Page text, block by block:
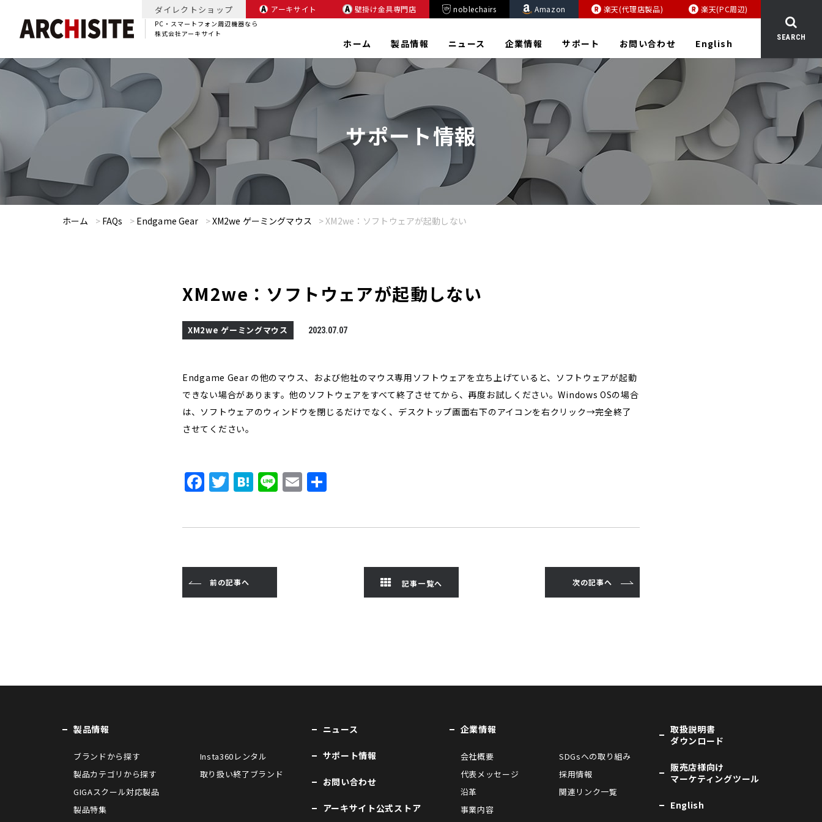
PC・スマートフォン周辺機器なら
株式会社アーキサイト
ダイレクトショップ アーキサイト 壁掛け金具専門店 noblechairs Amazon 楽天(代理店製品) 楽天(PC周辺)
ホーム 製品情報 ニュース 企業情報 サポート お問い合わせ English SEARCH
サポート情報
ホーム > FAQs > Endgame Gear >XM2we ゲーミングマウス > XM2we：ソフトウェアが起動しない
XM2we：ソフトウェアが起動しない
XM2we ゲーミングマウス 2023.07.07
Endgame Gear の他のマウス、および他社のマウス専用ソフトウェアを立ち上げていると、ソフトウェアが起動
できない場合があります。他のソフトウェアをすべて終了させてから、再度お試しください。Windows OSの場合
は、ソフトウェアのウィンドウを閉じるだけでなく、デスクトップ画面右下のアイコンを右クリック→完全終了
させてください。
F
c
b
o
o
T
it
e
r
H
t
n
Li
e
E
ai
前の記事へ 記事一覧へ 次の記事へ
製品情報
ブランドから探す
製品カテゴリから探す
GIGAスクール対応製品
製品特集
Insta360レンタル
取り扱い終了ブランド
ニュース
サポート情報
お問い合わせ
アーキサイト公式ストア
企業情報
会社概要
代表メッセージ
沿革
事業内容
SDGsへの取り組み
採用情報
関連リンク一覧
取扱説明書
ダウンロード
販売店様向け
マーケティングツール
English